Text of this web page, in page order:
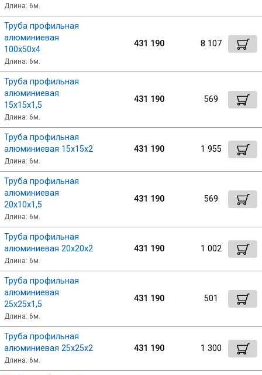
Столбы заборные
Сетка кладочная
Электроды
Проволока
Алюминиевый прокат
Длина: 6м.
Труба профильная
алюминиевая
100х50х4
Длина: 6м.
431 190 8 107
Труба профильная
алюминиевая
15х15х1,5
Длина: 6м.
431 190 569
Труба профильная
алюминиевая 15х15х2
Длина: 6м.
431 190 1 955
Труба профильная
алюминиевая
20х10х1,5
Длина: 6м.
431 190 569
Труба профильная
алюминиевая 20х20х2
Длина: 6м.
431 190 1 002
Труба профильная
алюминиевая
25х25х1,5
Длина: 6м.
431 190 501
Труба профильная
алюминиевая 25х25х2
Длина: 6м.
431 190 1 300